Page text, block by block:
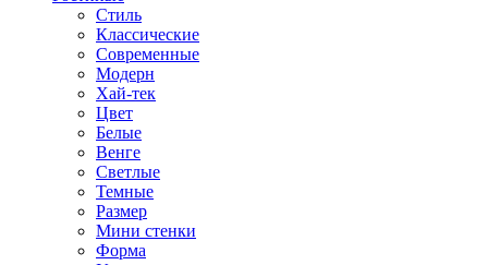
Стиль
Классические
Современные
Модерн
Хай-тек
Цвет
Белые
Венге
Светлые
Темные
Размер
Мини стенки
Форма